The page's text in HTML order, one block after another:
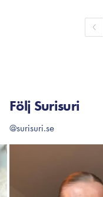
Följ Surisuri
@surisuri.se